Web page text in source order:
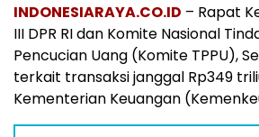
INDONESIARAYA.CO.ID – Rapat
III DPR RI dan Komite Nasional
Pencucian Uang (Komite TPPU),
terkait transaksi janggal Rp349
Kementerian Keuangan